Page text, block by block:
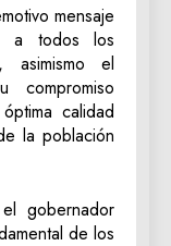
mensaje
a todos los
asimismo el
compromiso
calidad
la población
gobernador
de los